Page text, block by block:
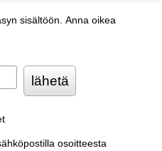
sisältöön. Anna oikea
osoitteesta